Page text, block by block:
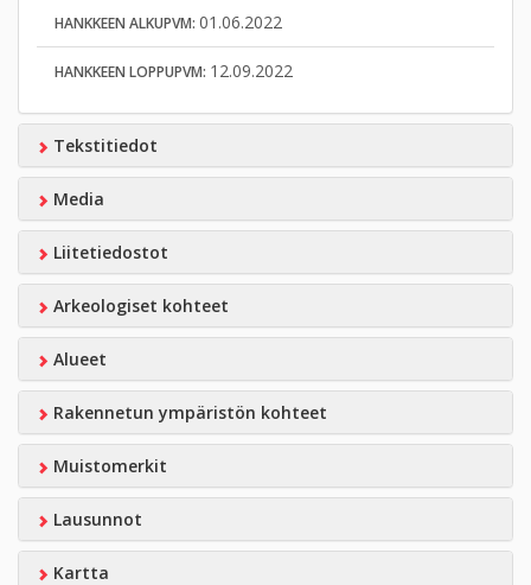
HANKKEEN ALKUPVM: 01.06.2022
HANKKEEN LOPPUPVM: 12.09.2022
Tekstitiedot
Media
Liitetiedostot
Arkeologiset kohteet
Alueet
Rakennetun ympäristön kohteet
Muistomerkit
Lausunnot
Kartta